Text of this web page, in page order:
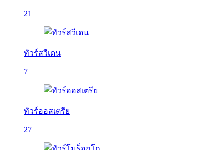
21
ทัวร์สวีเดน
7
ทัวร์ออสเตรีย
27